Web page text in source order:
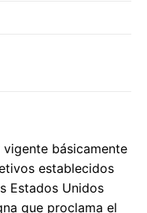
básicamente
establecidos
Estados Unidos
que proclama el